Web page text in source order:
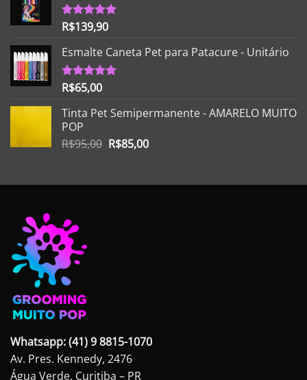
Avaliação
R$139,90
Esmalte Caneta Pet para Patacure - Unitário
Avaliação
R$65,00
Tinta Pet Semipermanente - AMARELO MUITO
POP
R$95,00 O
era:
R$85,00O
é:
Whatsapp: (41) 9 8815-1070
Av. Pres. Kennedy, 2476
Água Verde, Curitiba – PR